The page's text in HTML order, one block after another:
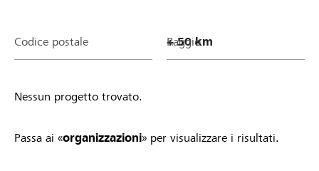
Codice postale Raggio
Nessun progetto trovato.
Passa ai «organizzazioni» per visualizzare i risultati.